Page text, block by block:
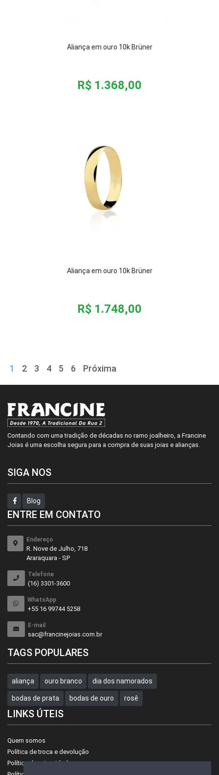
Aliança em ouro 10k Brüner
R$ 1.368,00
Aliança em ouro 10k Brüner
R$ 1.748,00
1 2 3 4 5 6 Próxima
Contando com uma tradição de décadas no ramo joalheiro, a Francine
Joias é uma escolha segura para a compra de suas joias e alianças.
SIGA NOS
Blog
ENTRE EM CONTATO
Endereço
R. Nove de Julho, 718
Araraquara - SP
Telefone
(16) 3301-3600
WhatsApp
+55 16 99744 5258
E-mail
sac@francinejoias.com.br
TAGS POPULARES
aliança ouro branco dia dos namorados
bodas de prata bodas de ouro rosê
LINKS ÚTEIS
Quem somos
Política de troca e devolução
Política de privacidade